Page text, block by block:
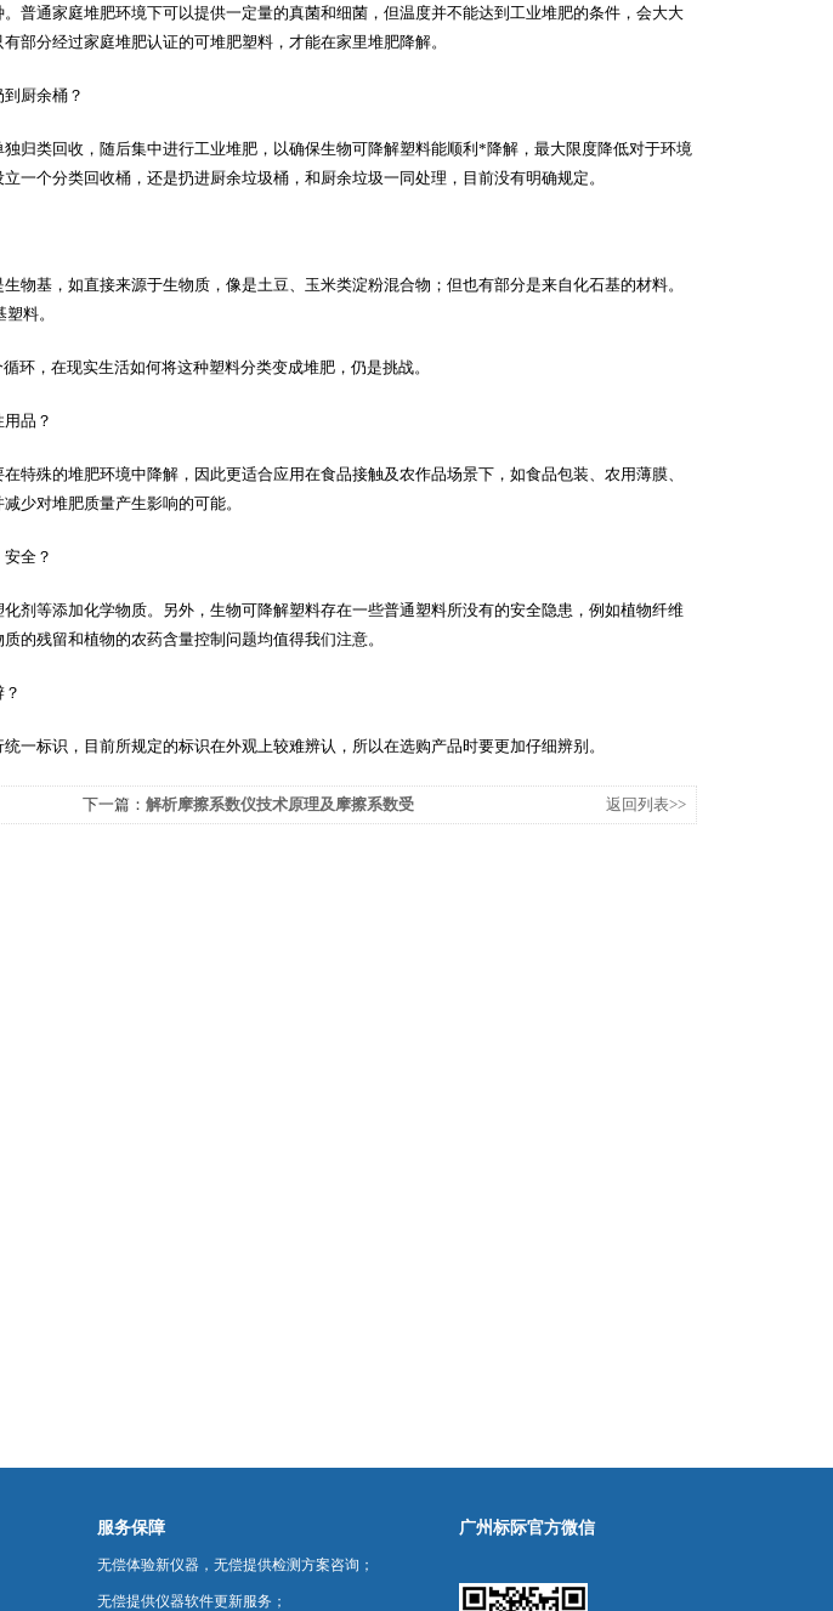
通家庭堆肥环境下可以提供一定量的真菌和细菌，但温度并不能达到工业堆肥的条件，会大大
部分经过家庭堆肥认证的可堆肥塑料，才能在家里堆肥降解。
厨余桶？
类回收，随后集中进行工业堆肥，以确保生物可降解塑料能顺利*降解，最大限度降低对于环境
一个分类回收桶，还是扔进厨余垃圾桶，和厨余垃圾一同处理，目前没有明确规定。
基，如直接来源于生物质，像是土豆、玉米类淀粉混合物；但也有部分是来自化石基的材料。
料。
，在现实生活如何将这种塑料分类变成堆肥，仍是挑战。
品？
殊的堆肥环境中降解，因此更适合应用在食品接触及农作品场景下，如食品包装、农用薄膜、
少对堆肥质量产生影响的可能。
全？
等添加化学物质。另外，生物可降解塑料存在一些普通塑料所没有的安全隐患，例如植物纤维
的残留和植物的农药含量控制问题均值得我们注意。
标识，目前所规定的标识在外观上较难辨认，所以在选购产品时要更加仔细辨别。
下一篇： 解析摩擦系数仪技术原理及摩擦系数受
返回列表>>
服务保障
无偿体验新仪器，无偿提供检测方案咨询；
无偿提供仪器软件更新服务；
广州标际官方微信